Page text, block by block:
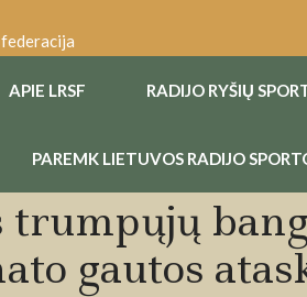
APIE LRSF RADIJO RYŠIŲ
PAREMK LIETUVOS RADIJO
trumpųjų
gautos